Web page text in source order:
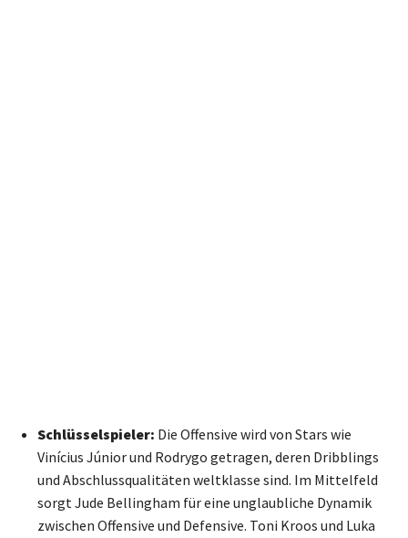
Schlüsselspieler: Die Offensive wird von Stars wie
Vinícius Júnior und Rodrygo getragen, deren Dribblings
und Abschlussqualitäten weltklasse sind. Im Mittelfeld
sorgt Jude Bellingham für eine unglaubliche Dynamik
zwischen Offensive und Defensive. Toni Kroos und Luka